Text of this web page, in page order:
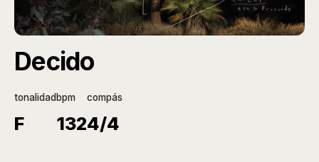
Decido
tonalidad
F
bpm
132
compás
4/4